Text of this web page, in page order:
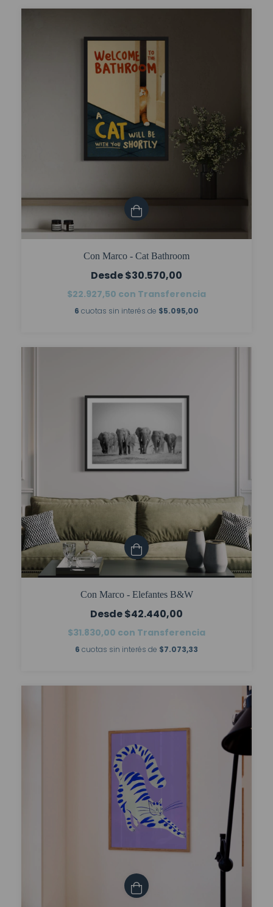
Con Marco - Cat Bathroom
$30.570,00
$22.927,50 con Transferencia
6 cuotas sin interés de $5.095,00
Con Marco - Elefantes B&W
$42.440,00
$31.830,00 con Transferencia
6 cuotas sin interés de $7.073,33